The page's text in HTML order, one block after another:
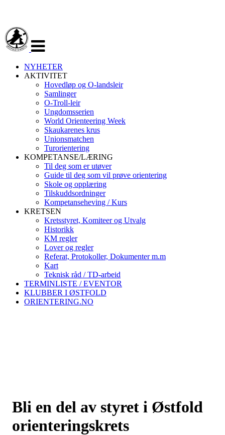
navigasjon
NYHETER
AKTIVITET
Hovedløp og O-landsleir
Samlinger
O-Troll-leir
Ungdomsserien
World Orienteering Week
Skaukarenes krus
Unionsmatchen
Turorientering
KOMPETANSE/LÆRING
Til deg som er utøver
Guide til deg som vil prøve orientering
Skole og opplæring
Tilskuddsordninger
Kompetanseheving / Kurs
KRETSEN
Kretsstyret, Komiteer og Utvalg
Historikk
KM regler
Lover og regler
Referat, Protokoller, Dokumenter m.m
Kart
Teknisk råd / TD-arbeid
TERMINLISTE / EVENTOR
KLUBBER I ØSTFOLD
ORIENTERING.NO
Bli en del av styret i Østfold
orienteringskrets